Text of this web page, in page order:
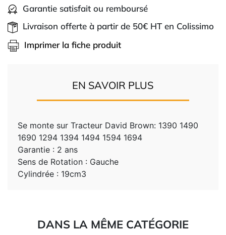
Garantie satisfait ou remboursé
Livraison offerte à partir de 50€ HT en Colissimo
Imprimer la fiche produit
EN SAVOIR PLUS
Se monte sur Tracteur David Brown: 1390 1490
1690 1294 1394 1494 1594 1694
Garantie : 2 ans
Sens de Rotation : Gauche
Cylindrée : 19cm3
DANS LA MÊME CATÉGORIE